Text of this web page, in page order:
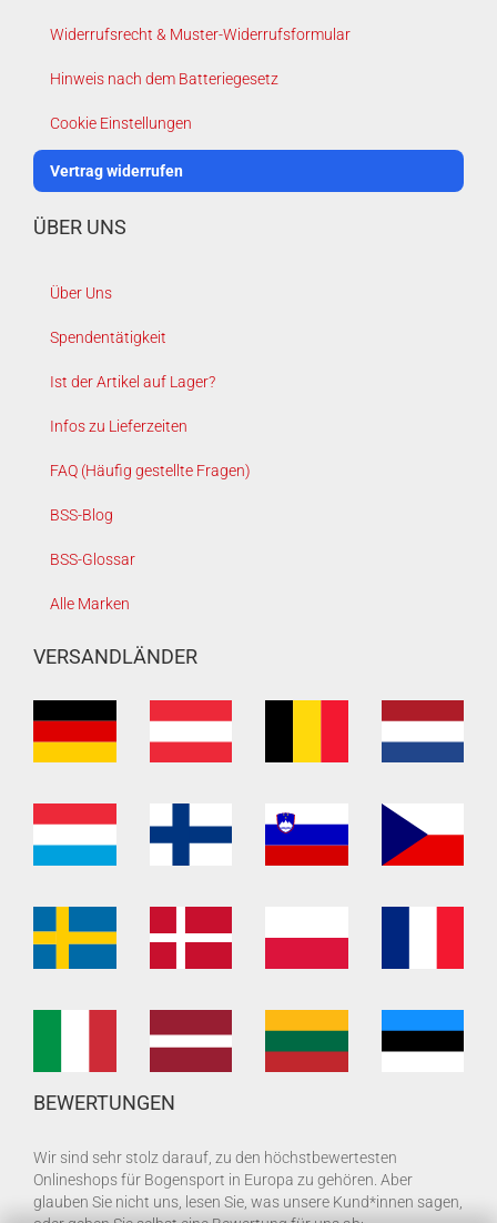
Widerrufsrecht & Muster-Widerrufsformular
Hinweis nach dem Batteriegesetz
Cookie Einstellungen
Vertrag widerrufen
ÜBER UNS
Über Uns
Spendentätigkeit
Ist der Artikel auf Lager?
Infos zu Lieferzeiten
FAQ (Häufig gestellte Fragen)
BSS-Blog
BSS-Glossar
Alle Marken
VERSANDLÄNDER
BEWERTUNGEN
Wir sind sehr stolz darauf, zu den höchstbewertesten
Onlineshops für Bogensport in Europa zu gehören. Aber
glauben Sie nicht uns, lesen Sie, was unsere Kund*innen sagen,